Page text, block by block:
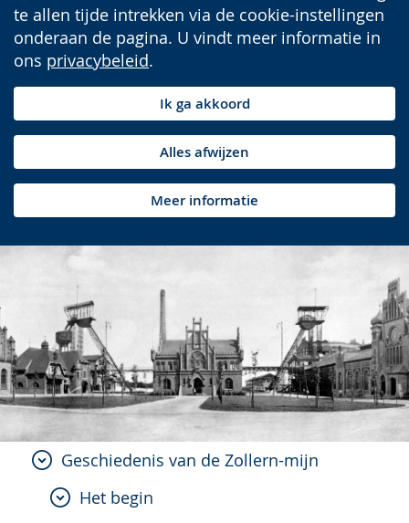
te allen tijde intrekken via de cookie-instellingen
onderaan de pagina. U vindt meer informatie in
ons privacybeleid.
Ik ga akkoord
Alles afwijzen
Meer informatie
Geschiedenis van de Zollern-mijn
Het begin